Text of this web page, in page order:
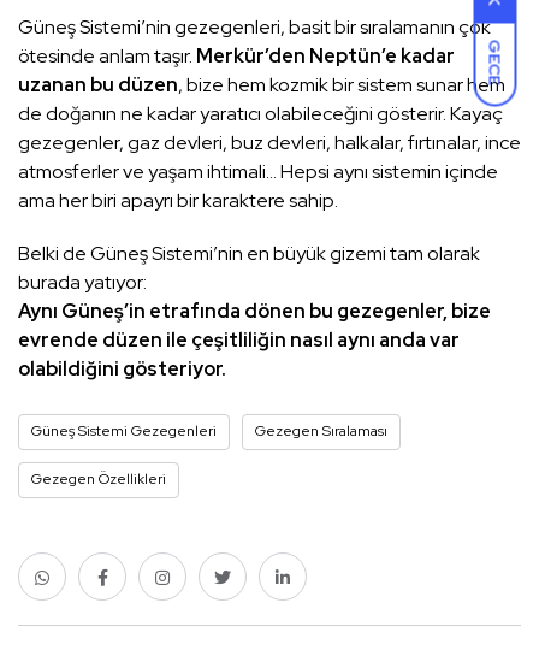
GECE
Güneş Sistemi’nin gezegenleri, basit bir sıralamanın çok
ötesinde anlam taşır. Merkür’den Neptün’e kadar
uzanan bu düzen, bize hem kozmik bir sistem sunar hem
de doğanın ne kadar yaratıcı olabileceğini gösterir. Kayaç
gezegenler, gaz devleri, buz devleri, halkalar, fırtınalar, ince
atmosferler ve yaşam ihtimali… Hepsi aynı sistemin içinde
ama her biri apayrı bir karaktere sahip.
Belki de Güneş Sistemi’nin en büyük gizemi tam olarak
burada yatıyor:
Aynı Güneş’in etrafında dönen bu gezegenler, bize
evrende düzen ile çeşitliliğin nasıl aynı anda var
olabildiğini gösteriyor.
Güneş Sistemi Gezegenleri Gezegen Sıralaması
Gezegen Özellikleri